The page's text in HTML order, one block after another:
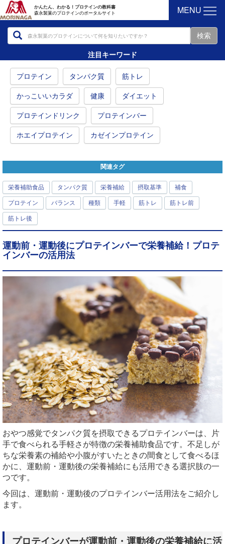
かんたん、わかる！プロテインの教科書
森永製菓のプロテインのポータルサイト
MENU
注目キーワード
プロテイン タンパク質 筋トレ
かっこいいカラダ 健康 ダイエット
プロテインドリンク プロテインバー
ホエイプロテイン カゼインプロテイン
関連タグ
栄養補助食品 タンパク質 栄養補給 摂取基準 補食
プロテイン バランス 種類 手軽 筋トレ 筋トレ前
筋トレ後
運動前・運動後にプロテインバーで栄養補給！プロテ
インバーの活用法
おやつ感覚でタンパク質を摂取できるプロテインバーは、片
手で食べられる手軽さが特徴の栄養補助食品です。不足しが
ちな栄養素の補給や小腹がすいたときの間食として食べるほ
かに、運動前・運動後の栄養補給にも活用できる選択肢の一
つです。
今回は、運動前・運動後のプロテインバー活用法をご紹介し
ます。
プロテインバーが運動前・運動後の栄養補給に活